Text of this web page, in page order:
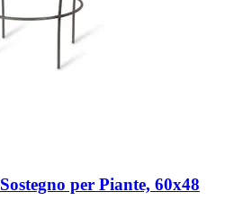
Sostegno per Piante, 60x48